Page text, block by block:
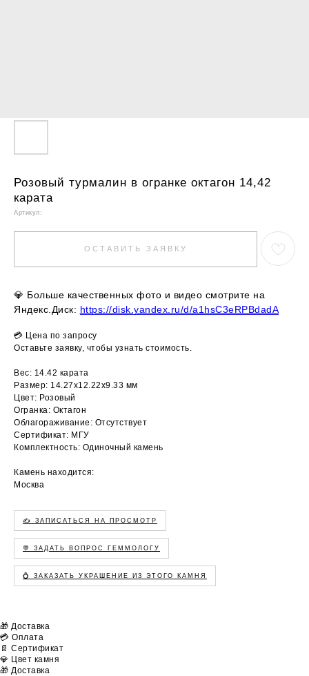
Розовый турмалин в огранке октагон 14,42
карата
Артикул:
ОСТАВИТЬ ЗАЯВКУ
💎 Больше качественных фото и видео смотрите на
Яндекс.Диск: https://disk.yandex.ru/d/a1hsC3eRPBdadA
💳 Цена по запросу
Оставьте заявку, чтобы узнать стоимость.
Вес: 14.42 карата
Размер: 14.27х12.22х9.33 мм
Цвет: Розовый
Огранка: Октагон
Облагораживание: Отсутствует
Сертификат: МГУ
Комплектность: Одиночный камень
Камень находится:
Москва
✍️ ЗАПИСАТЬСЯ НА ПРОСМОТР
💬 ЗАДАТЬ ВОПРОС ГЕММОЛОГУ
💍 ЗАКАЗАТЬ УКРАШЕНИЕ ИЗ ЭТОГО КАМНЯ
🎁 Доставка
💳 Оплата
📄 Сертификат
💎 Цвет камня
🎁 Доставка